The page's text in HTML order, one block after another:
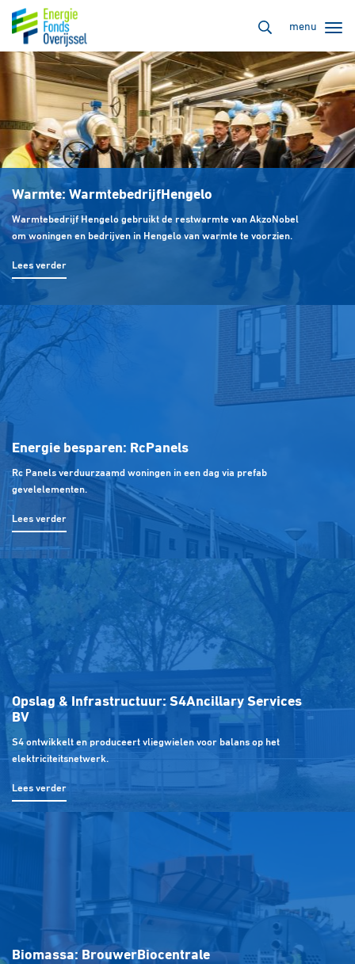
menu
Warmte: WarmtebedrijfHengelo
Warmtebedrijf Hengelo gebruikt de restwarmte van AkzoNobel
om woningen en bedrijven in Hengelo van warmte te voorzien.
Lees verder
Energie besparen: RcPanels
Rc Panels verduurzaamd woningen in een dag via prefab
gevelelementen.
Lees verder
Opslag & Infrastructuur: S4Ancillary Services
BV
S4 ontwikkelt en produceert vliegwielen voor balans op het
elektriciteitsnetwerk.
Lees verder
Biomassa: BrouwerBiocentrale